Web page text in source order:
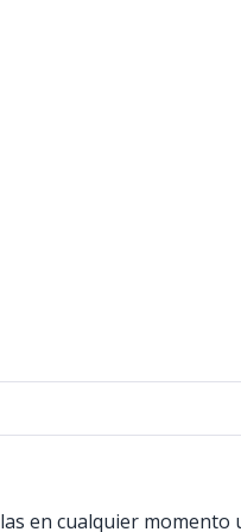
en cualquier